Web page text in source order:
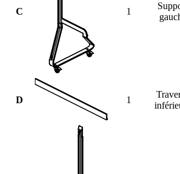
C 1
D 1